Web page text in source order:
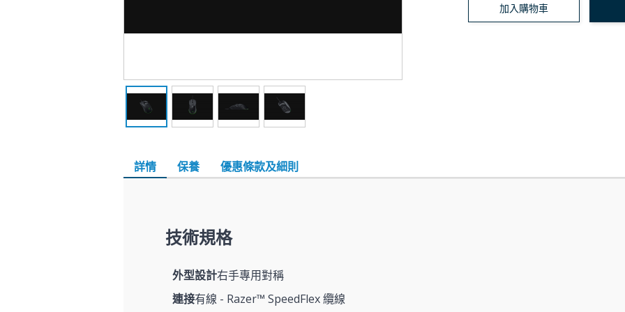
加入購物車
詳情 保養 優惠條款及細則
技術規格
外型設計右手專用對稱
連接有線 - Razer™ SpeedFlex 纜線